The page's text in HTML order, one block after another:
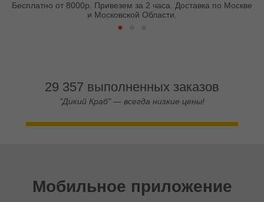
Бесплатно от 8000р. Привезем за 2 часа. Доставка по Москве
и Московской Области.
29 357 выполненных заказов
"Дикий Краб" — всегда низкие цены!
Мобильное приложение